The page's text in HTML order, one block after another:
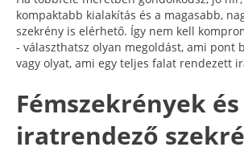
kompaktabb kialakítás és a magasabb,
szekrény is elérhető. Így nem kell
- választhatsz olyan megoldást, ami pont
vagy olyat, ami egy teljes falat rendezett
Fémszekrények
iratrendező